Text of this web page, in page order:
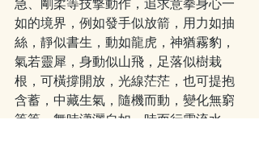
急、剛柔等技撃動作，追求意拳身心一
如的境界，例如發手似放箭，用力如抽
絲，靜似書生，動如龍虎，神猶霧豹，
氣若靈犀，身動似山飛，足落似樹栽
根，可橫撐開放，光線茫茫，也可提抱
含蓄，中藏生氣，隨機而動，變化無窮
等等。舞時瀟灑自如，時而行雲流水，